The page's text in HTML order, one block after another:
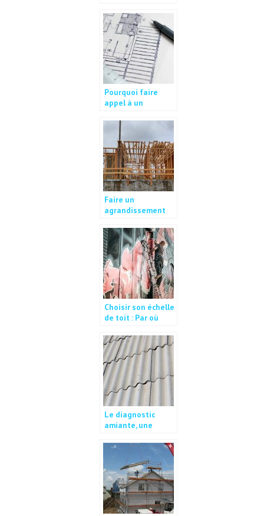
Pourquoi faire
appel à un
mettre en oeuvre
un projet de
construction ?
Faire un
agrandissement
quoi penser ?
Choisir son échelle
de toit : Par où
Le diagnostic
amiante, une
avant la
réalisation de
travaux